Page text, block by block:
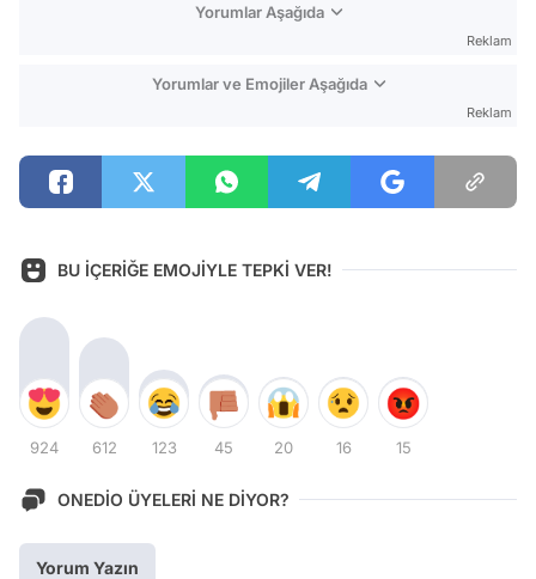
Yorumlar Aşağıda
Reklam
Yorumlar ve Emojiler Aşağıda
Reklam
BU İÇERİĞE EMOJİYLE TEPKİ VER!
924 612 123 45 20 16 15
ONEDİO ÜYELERİ NE DİYOR?
Yorum Yazın